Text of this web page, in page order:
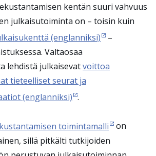
kentän suuri vahvuus
julkaisutoiminta on – toisin kuin
(englanniksi)
–
Valtaosaa
lehdistä julkaisevatvoittoa
tieteelliset seurat ja
(englanniksi) .
toimintamalli
on
sillä pitkälti tutkijoiden